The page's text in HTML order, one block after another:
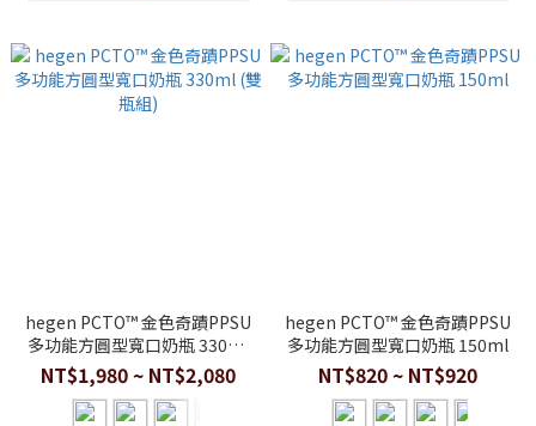
hegen PCTO™ 金色奇蹟PPSU
多功能方圓型寬口奶瓶 330ml
(雙瓶組)
NT$1,980 ~ NT$2,080
hegen PCTO™ 金色奇蹟PPSU
多功能方圓型寬口奶瓶 150ml
NT$820 ~ NT$920